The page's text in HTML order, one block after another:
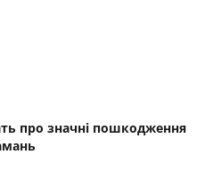
про значні пошкодження